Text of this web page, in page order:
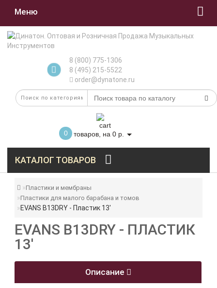
Меню
8 (800) 775-1306
8 (495) 215-5522
order@dynatone.ru
0 товаров, на 0 р.
КАТАЛОГ ТОВАРОВ
Пластики и мембраны
Пластики для малого барабана и томов
EVANS B13DRY - Пластик 13'
EVANS B13DRY - ПЛАСТИК
13'
Описание